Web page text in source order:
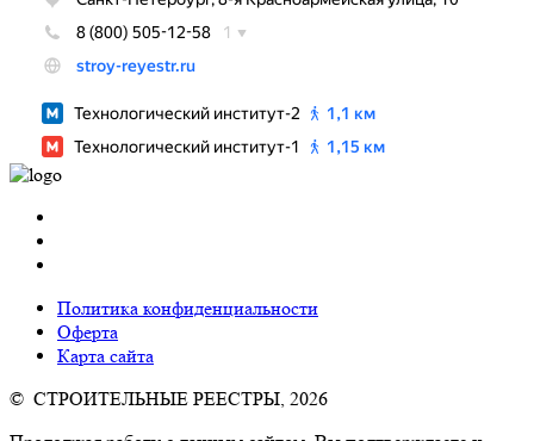
Политика конфиденциальности
Оферта
Карта сайта
© СТРОИТЕЛЬНЫЕ РЕЕСТРЫ, 2026